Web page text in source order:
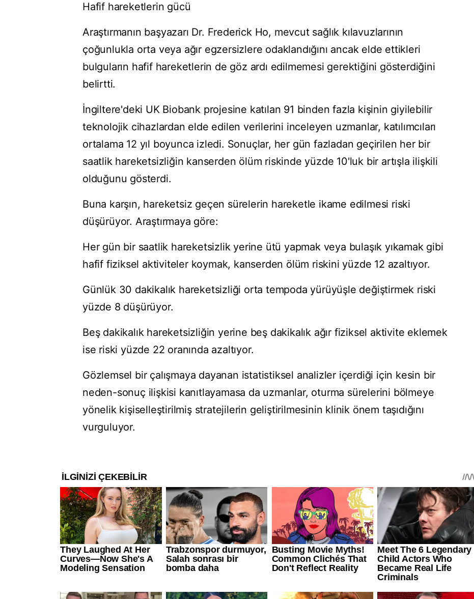
Hafif hareketlerin gücü
Araştırmanın başyazarı Dr. Frederick Ho, mevcut sağlık kılavuzlarının
çoğunlukla orta veya ağır egzersizlere odaklandığını ancak elde ettikleri
bulguların hafif hareketlerin de göz ardı edilmemesi gerektiğini gösterdiğini
belirtti.
İngiltere'deki UK Biobank projesine katılan 91 binden fazla kişinin giyilebilir
teknolojik cihazlardan elde edilen verilerini inceleyen uzmanlar, katılımcıları
ortalama 12 yıl boyunca izledi. Sonuçlar, her gün fazladan geçirilen her bir
saatlik hareketsizliğin kanserden ölüm riskinde yüzde 10'luk bir artışla ilişkili
olduğunu gösterdi.
Buna karşın, hareketsiz geçen sürelerin hareketle ikame edilmesi riski
düşürüyor. Araştırmaya göre:
Her gün bir saatlik hareketsizlik yerine ütü yapmak veya bulaşık yıkamak gibi
hafif fiziksel aktiviteler koymak, kanserden ölüm riskini yüzde 12 azaltıyor.
Günlük 30 dakikalık hareketsizliği orta tempoda yürüyüşle değiştirmek riski
yüzde 8 düşürüyor.
Beş dakikalık hareketsizliğin yerine beş dakikalık ağır fiziksel aktivite eklemek
ise riski yüzde 22 oranında azaltıyor.
Gözlemsel bir çalışmaya dayanan istatistiksel analizler içerdiği için kesin bir
neden-sonuç ilişkisi kanıtlayamasa da uzmanlar, oturma sürelerini bölmeye
yönelik kişiselleştirilmiş stratejilerin geliştirilmesinin klinik önem taşıdığını
vurguluyor.